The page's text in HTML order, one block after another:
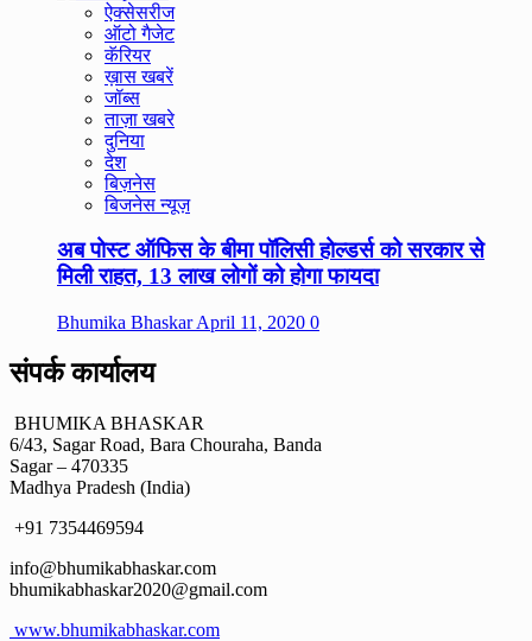
ऐक्सेसरीज
ऑटो गैजेट
कॅरियर
ख़ास खबरें
जॉब्स
ताज़ा खबरे
दुनिया
देश
बिज़नेस
बिजनेस न्यूज़
अब पोस्ट ऑफिस के बीमा पॉलिसी होल्डर्स को सरकार से
मिली राहत, 13 लाख लोगों को होगा फायदा
Bhumika BhaskarApril 11, 2020 0
संपर्क कार्यालय
BHUMIKA BHASKAR
6/43, Sagar Road, Bara Chouraha, Banda
Sagar – 470335
Madhya Pradesh (India)
+91 7354469594
info@bhumikabhaskar.com
bhumikabhaskar2020@gmail.com
www.bhumikabhaskar.com